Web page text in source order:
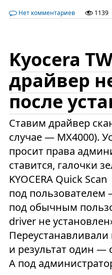
Нет комментариев 1139
Kyocera
драйвер
после
Ставим драйвер
случае — MX4000).
просит права
ставится, галочки
KYOCERA Quick Scan
под пользователем
под обычным
driver не
Переустанавливали
и результат один —
А под